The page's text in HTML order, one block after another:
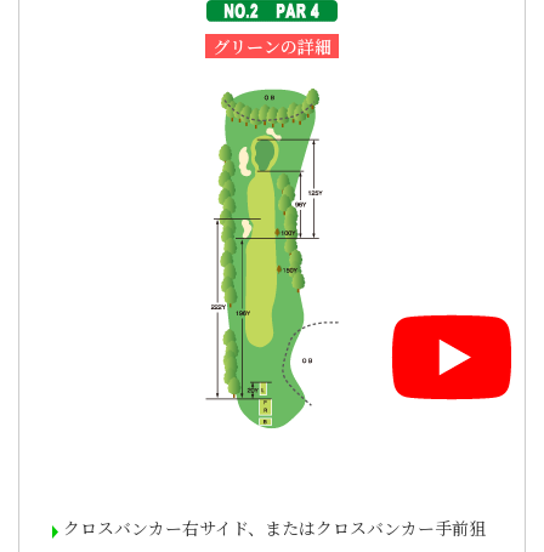
グリーンの詳細
クロスバンカー右サイド、またはクロスバンカー手前狙